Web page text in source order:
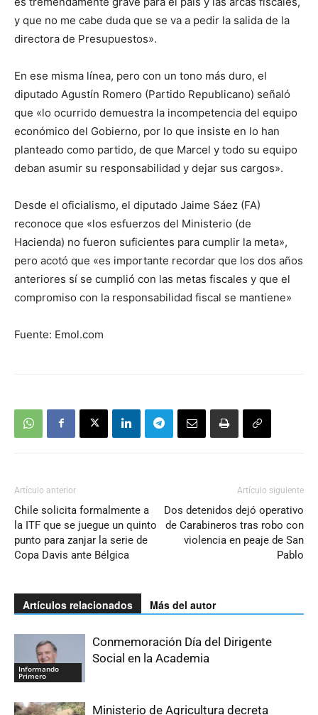
y que no me cabe duda que se va a pedir la salida de la
directora de Presupuestos».
En ese misma línea, pero con un tono más duro, el
diputado Agustín Romero (Partido Republicano) señaló
que «lo ocurrido demuestra la incompetencia del equipo
económico del Gobierno, por lo que insiste en lo han
planteado como partido, de que Marcel y todo su equipo
deban asumir su responsabilidad y dejar sus cargos».
Desde el oficialismo, el diputado Jaime Sáez (FA)
reconoce que «los esfuerzos del Ministerio (de
Hacienda) no fueron suficientes para cumplir la meta»,
pero acotó que «es importante recordar que los dos años
anteriores sí se cumplió con las metas fiscales y que el
compromiso con la responsabilidad fiscal se mantiene»
Fuente: Emol.com
Artículo anterior
Chile solicita formalmente a
la ITF que se juegue un quinto
punto para zanjar la serie de
Copa Davis ante Bélgica
Artículo siguiente
Dos detenidos dejó operativo
de Carabineros tras robo con
violencia en peaje de San
Pablo
Artículos relacionados Más del autor
Informando
Primero
Conmemoración Día del Dirigente
Social en la Academia
Ministerio de Agricultura decreta